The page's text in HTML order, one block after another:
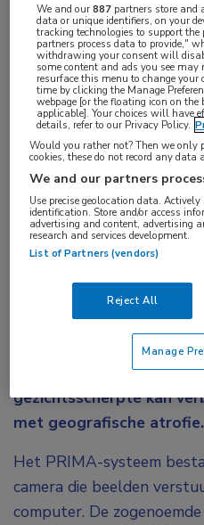
Een nieuw systeem voor
camera die infrarode
onder de macula
microchip. Nieuwe
PRIMA-systeem laten
gezichtsscherpte kan
met geografische atrofie.
Het PRIMA-systeem
camera die beelden
computer. De
Vakgebieden:
Oogheelkunde
Aandachtsgebieden:
Netvliesafwijkingen,
Tags:
atrofie
We and our887 partners store and
data or unique identifiers, on your
tracking technologies to support
partners process data to provide,"
withdrawing your consent will
some content and ads you see
resurface this menu to change
time by clicking the Manage
webpage [or the floating icon on
applicable]. Your choices will have
details, refer to our Privacy Policy.
Would you rather not? Then we
cookies, these do not record any data
We and our partners
Use precise geolocation data.
identification. Store and/or access
advertising and content, advertising
research and services development.
List of Partners (vendors)
Reject All
Manage